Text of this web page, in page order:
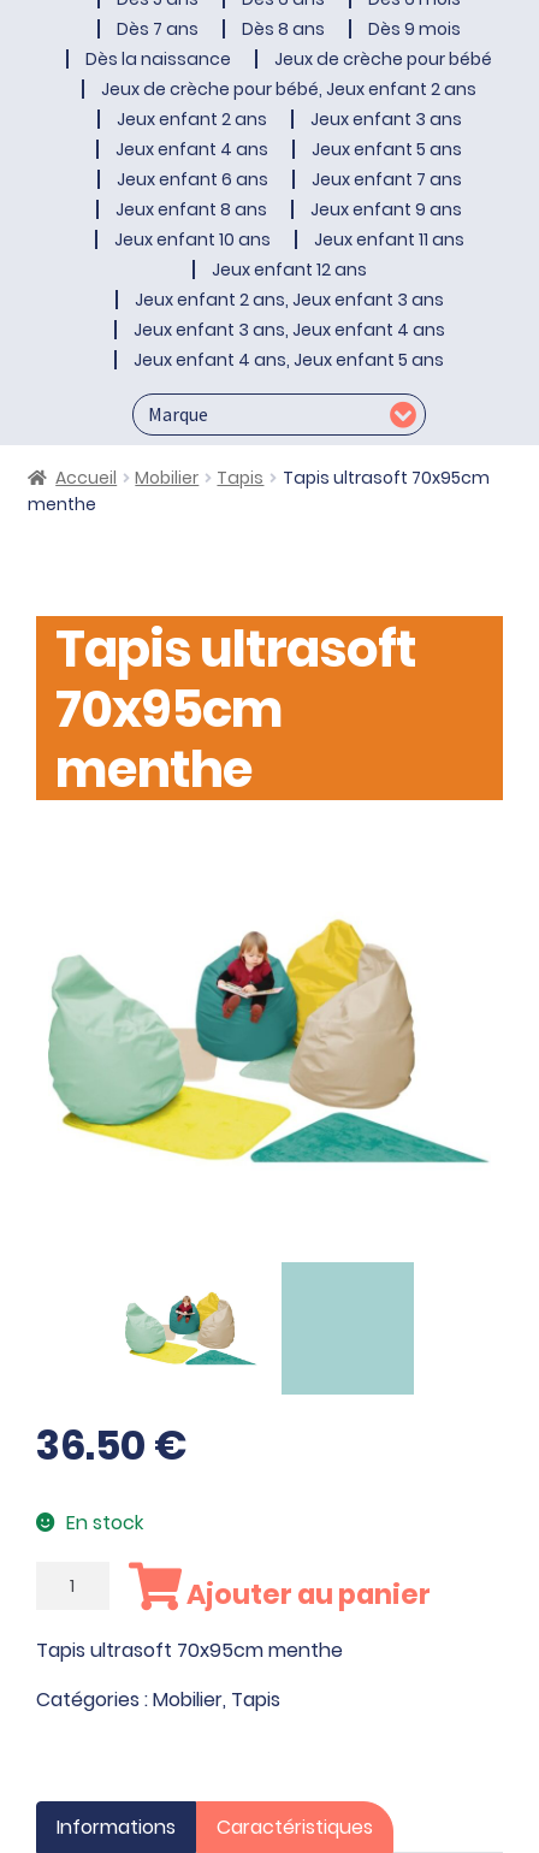
Dès 7 ans
Dès 8 ans
Dès 9 mois
Dès la naissance
Jeux de crèche pour bébé
Jeux de crèche pour bébé, Jeux enfant 2 ans
Jeux enfant 2 ans
Jeux enfant 3 ans
Jeux enfant 4 ans
Jeux enfant 5 ans
Jeux enfant 6 ans
Jeux enfant 7 ans
Jeux enfant 8 ans
Jeux enfant 9 ans
Jeux enfant 10 ans
Jeux enfant 11 ans
Jeux enfant 12 ans
Jeux enfant 2 ans, Jeux enfant 3 ans
Jeux enfant 3 ans, Jeux enfant 4 ans
Jeux enfant 4 ans, Jeux enfant 5 ans
Accueil Mobilier Tapis
Tapis ultrasoft 70x95cm
menthe
Tapis ultrasoft
70x95cm
menthe
36.50€
En stock
quantité
Tapis
ultrasoft
70x95cm
Ajouter au panier
Tapis ultrasoft 70x95cm menthe
Catégories :Mobilier, Tapis
Informations Caractéristiques